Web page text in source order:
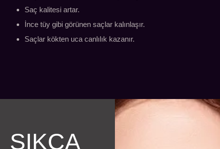
Saç kalitesi artar.
İnce tüy gibi görünen saçlar kalınlaşır.
Saçlar kökten uca canlılık kazanır.
SIKÇA